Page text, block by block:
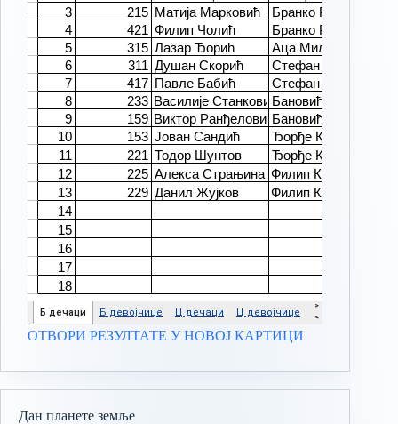
ОТВОРИ РЕЗУЛТАТЕ У НОВОЈ КАРТИЦИ
Дан планете земље